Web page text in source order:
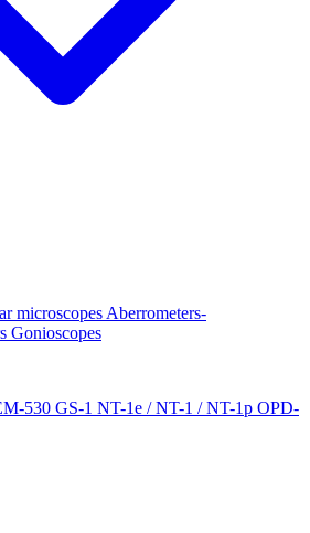
microscopes Aberrometers-
Gonioscopes
530 GS-1 NT-1e / NT-1 / NT-1p OPD-